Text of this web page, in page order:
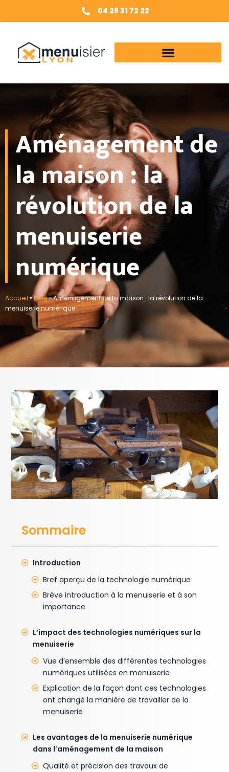
04 28 31 72 22
Aménagement de
la maison : la
révolution de la
menuiserie
numérique
Accueil »Blog»Aménagement de la maison : la révolution de la
menuiserie numérique
Sommaire
Introduction
Bref aperçu de la technologie numérique
Brève introduction à la menuiserie et à son
importance
L’impact des technologies numériques sur la
menuiserie
Vue d’ensemble des différentes technologies
numériques utilisées en menuiserie
Explication de la façon dont ces technologies
ont changé la manière de travailler de la
menuiserie
Les avantages de la menuiserie numérique
dans l’aménagement de la maison
Qualité et précision des travaux de